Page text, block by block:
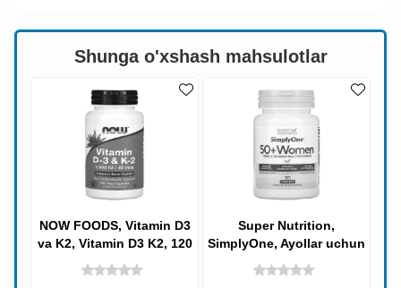
Shunga o'xshash mahsulotlar
NOW FOODS, Vitamin D3
va K2, Vitamin D3 K2, 120
sabzavotli kapsulalar
Super Nutrition,
SimplyOne, Ayollar uchun
50+ Uch tomonlama
Multivitamin,